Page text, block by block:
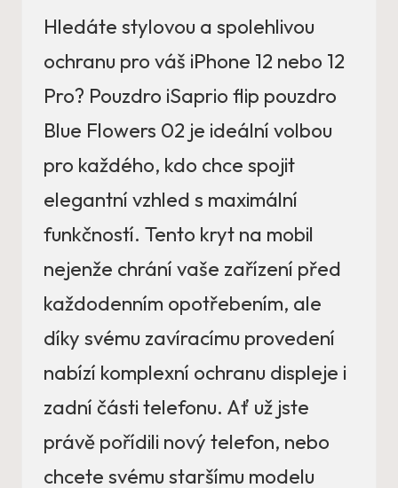
Hledáte stylovou a spolehlivou
ochranu pro váš iPhone 12 nebo 12
Pro? Pouzdro iSaprio flip pouzdro
Blue Flowers 02 je ideální volbou
pro každého, kdo chce spojit
elegantní vzhled s maximální
funkčností. Tento kryt na mobil
nejenže chrání vaše zařízení před
každodenním opotřebením, ale
díky svému zavíracímu provedení
nabízí komplexní ochranu displeje i
zadní části telefonu. Ať už jste
právě pořídili nový telefon, nebo
chcete svému staršímu modelu